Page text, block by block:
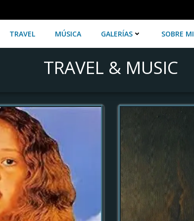
TRAVEL MÚSICA GALERÍAS SOBRE MI
TRAVEL & MUSIC